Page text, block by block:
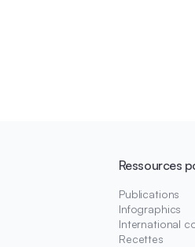
Ressources
Publications
Infographics
International
Recettes